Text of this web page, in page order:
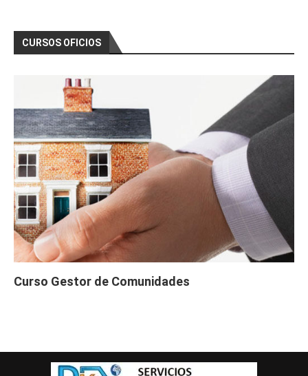
CURSOS OFICIOS
Curso Gestor de Comunidades